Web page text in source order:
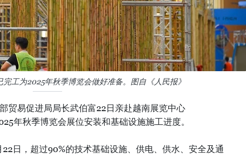
工为2025年秋季博览会做好准备。图自《人民报》
贸易促进局局长武伯富22日亲赴越南展览中心
年秋季博览会展位安装和基础设施施工进度。
日，超过90%的技术基础设施、供电、供水、安全及通